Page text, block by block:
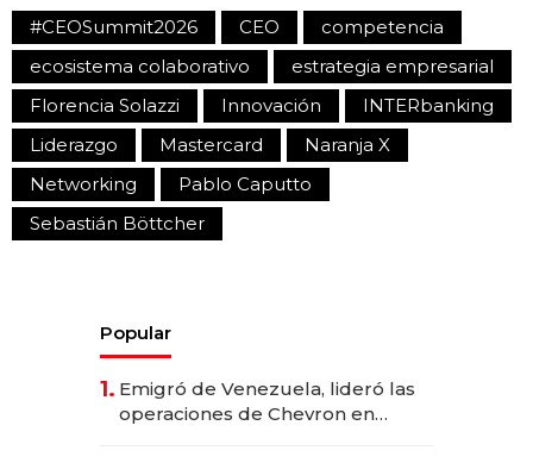
#CEOSummit2026 CEO
competencia
ecosistema colaborativo
estrategia empresarial
Florencia Solazzi
Innovación
INTERbanking
Liderazgo
Mastercard
Naranja X
Networking
Pablo Caputto
Sebastián Böttcher
Popular
1. Emigró de Venezuela, lideró las
operaciones de Chevron en